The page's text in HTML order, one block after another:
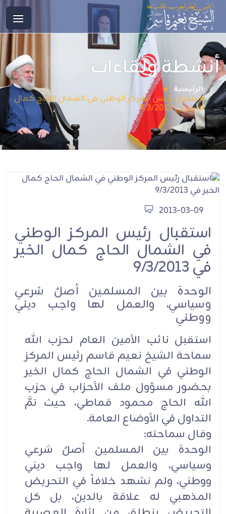
أنشطة ولقاءات
الرئيسية
استقبال رئيس المركز الوطني في الشمال الحاج كمال
الخير في 9/3/2013
2013-03-09
استقبال رئيس المركز الوطني
في الشمال الحاج كمال الخير
في 9/3/2013
الوحدة بين المسلمين أصلٌ شرعي
وسياسي، والعمل لها واجب ديني
ووطني
استقبل نائب الأمين العام لحزب الله
سماحة الشيخ نعيم قاسم رئيس المركز
الوطني في الشمال الحاج كمال الخير
بحضور مسؤول ملف الأحزاب في حزب
الله الحاج محمود قماطي، حيث تمَّ
التداول في الأوضاع العامة.
وقال سماحته:
الوحدة بين المسلمين أصلٌ شرعي
وسياسي، والعمل لها واجب ديني
ووطني، ولم نشهد خلافاً في التحريض
المذهبي له علاقة بالدين، بل كل